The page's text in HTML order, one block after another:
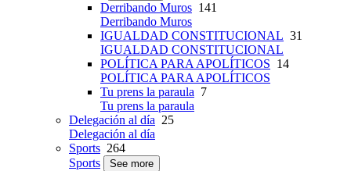
Derribando Muros 141
Derribando Muros
IGUALDAD CONSTITUCIONAL 31
IGUALDAD CONSTITUCIONAL
POLÍTICA PARA APOLÍTICOS 14
POLÍTICA PARA APOLÍTICOS
Tu prens la paraula 7
Tu prens la paraula
Delegación al día 25
Delegación al día
Sports 264
Sports
See more